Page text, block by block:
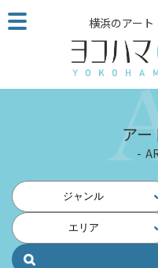
こ
の
ジ
読
他
ペ
横浜のアート
ア
ジャンル
エリア